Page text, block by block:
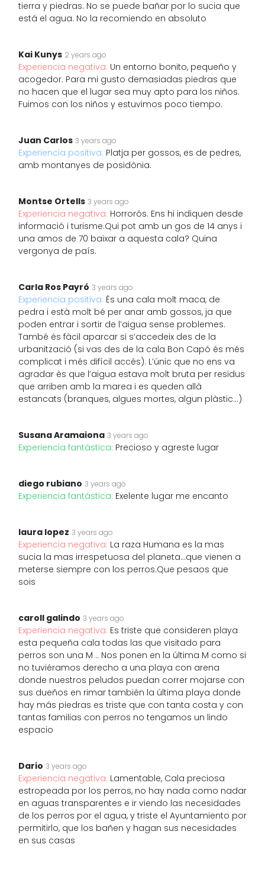
tierra y piedras. No se puede bañar por lo sucia que
está el agua. No la recomiendo en absoluto
Kai Kunys 2 years ago
Experiencia negativa: Un entorno bonito, pequeño y
acogedor. Para mi gusto demasiadas piedras que
no hacen que el lugar sea muy apto para los niños.
Fuimos con los niños y estuvimos poco tiempo.
Juan Carlos 3 years ago
Experiencia positiva: Platja per gossos, es de pedres,
amb montanyes de posidònia.
Montse Ortells 3 years ago
Experiencia negativa: Horrorós. Ens hi indiquen desde
informació i turisme.Qui pot amb un gos de 14 anys i
una amos de 70 baixar a aquesta cala? Quina
vergonya de país.
Carla Ros Payró 3 years ago
Experiencia positiva: És una cala molt maca, de
pedra i està molt bé per anar amb gossos, ja que
poden entrar i sortir de l’aigua sense problemes.
També és fàcil aparcar si s’accedeix des de la
urbanització (si vas des de la cala Bon Capó és més
complicat i més difícil accés). L’únic que no ens va
agradar ès que l’aigua estava molt bruta per residus
que arriben amb la marea i es queden allà
estancats (branques, algues mortes, algun plàstic…)
Susana Aramaiona 3 years ago
Experiencia fantástica: Precioso y agreste lugar
diego rubiano 3 years ago
Experiencia fantástica: Exelente lugar me encanto
laura lopez 3 years ago
Experiencia negativa: La raza Humana es la mas
sucia la mas irrespetuosa del planeta...que vienen a
meterse siempre con los perros.Que pesaos que
sois
caroll galindo 3 years ago
Experiencia negativa: Es triste que consideren playa
esta pequeña cala todas las que visitado para
perros son una M .. Nos ponen en la última M como si
no tuviéramos derecho a una playa con arena
donde nuestros peludos puedan correr mojarse con
sus dueños en rimar también la última playa donde
hay más piedras es triste que con tanta costa y con
tantas familias con perros no tengamos un lindo
espacio
Dario 3 years ago
Experiencia negativa: Lamentable, Cala preciosa
estropeada por los perros, no hay nada como nadar
en aguas transparentes e ir viendo las necesidades
de los perros por el agua, y triste el Ayuntamiento por
permitirlo, que los bañen y hagan sus necesidades
en sus casas